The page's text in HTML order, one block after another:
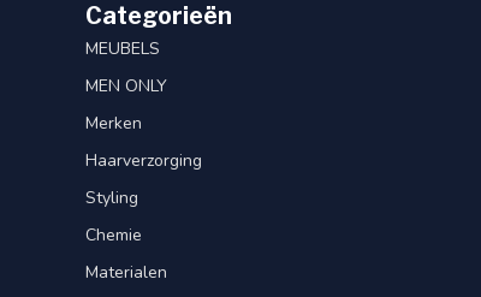
Categorieën
MEUBELS
MEN ONLY
Merken
Haarverzorging
Styling
Chemie
Materialen